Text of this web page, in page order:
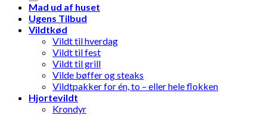
Mad ud af huset
Ugens Tilbud
Vildtkød
Vildt til hverdag
Vildt til fest
Vildt til grill
Vilde bøffer og steaks
Vildtpakker for én, to – eller hele flokken
Hjortevildt
Krondyr